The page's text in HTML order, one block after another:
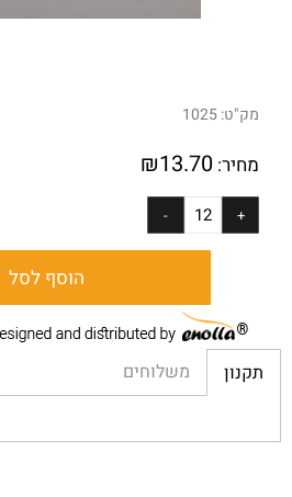
מק"ט:1025
מחיר: ₪13.70
הוסף לסל
תקנון משלוחים